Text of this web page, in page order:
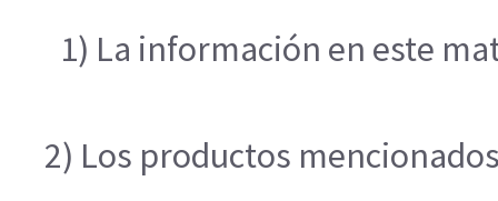
1) La información en este
2) Los productos